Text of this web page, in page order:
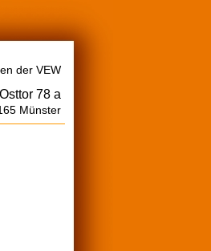
der VEW
Osttor 78 a
Münster